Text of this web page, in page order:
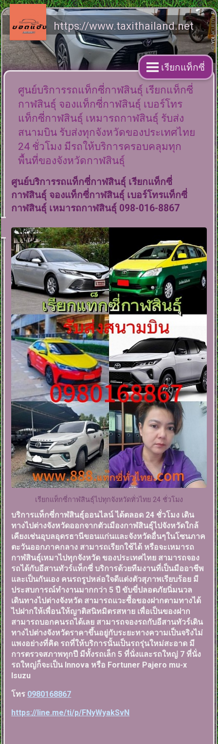
https://www.taxithailand.net
เรียกแท็กซี่
ศูนย์บริการรถแท็กซี่กาฬสินธุ์ เรียกแท็กซี่
กาฬสินธุ์ จองแท็กซี่กาฬสินธุ์ เบอร์โทร
แท็กซี่กาฬสินธุ์ เหมารถกาฬสินธุ์ รับส่ง
สนามบิน รับส่งทุกจังหวัดของประเทศไทย
24 ชั่วโมง มีรถให้บริการครอบคลุมทุก
พื้นที่ของจังหวัดกาฬสินธุ์
ศูนย์บริการรถแท็กซี่กาฬสินธุ์ เรียกแท็กซี่
กาฬสินธุ์ จองแท็กซี่กาฬสินธุ์ เบอร์โทรแท็กซี่
กาฬสินธุ์ เหมารถกาฬสินธุ์ 098-016-8867
เรียกแท็กซี่กาฬสินธุ์ไปทุกจังหวัดทั่วไทย 24 ชั่วโมง
บริการแท็กซี่กาฬสินธุ์ออนไลน์ ได้ตลอด 24 ชั่วโมง เดิน
ทางไปต่างจังหวัดออกจากตัวเมืองกาฬสินธุ์ไปจังหวัดใกล้
เคียงเช่นอุบลอุดรธานีขอนแก่นและจังหวัดอื่นๆในโซนภาค
ตะวันออกภาคกลาง สามารถเรียกใช้ได้ หรือจะเหมารถ
กาฬสินธุ์เหมาไปทุกจังหวัด ของประเทศไทย สามารถจอง
รถได้กับอีสานทัวร์แท็กซี่ บริการด้วยทีมงานที่เป็นมืออาชีพ
และเป็นกันเอง คนรถรูปหล่อใจดีแต่งตัวสุภาพเรียบร้อย มี
ประสบการณ์ทำงานมากกว่า 5 ปี ขับขี่ปลอดภัยนิ่มนวล
เดินทางไปต่างจังหวัด สามารถแวะซื้อของฝากตามทางได้
ไปฝากให้เพื่อนให้ญาติสนิทมิตรสหาย เพื่อเป็นของฝาก
สามารถบอกคนรถได้เลย สามารถจองรถกับอีสานทัวร์เดิน
ทางไปต่างจังหวัดราคาขึ้นอยู่กับระยะทางความเป็นจริงไม่
แพงอย่างที่คิด รถที่ให้บริการนั้นเป็นรถรุ่นใหม่สะอาด มี
การตรวจสภาพทุกปี มีทั้งรถเล็ก 5 ที่นั่งและรถใหญ่ 7 ที่นั่ง
รถใหญ่ก็จะเป็น Innova หรือ Fortuner Pajero mu-x
Isuzu
โทร 0980168867
https://line.me/ti/p/FNyWyakSvN